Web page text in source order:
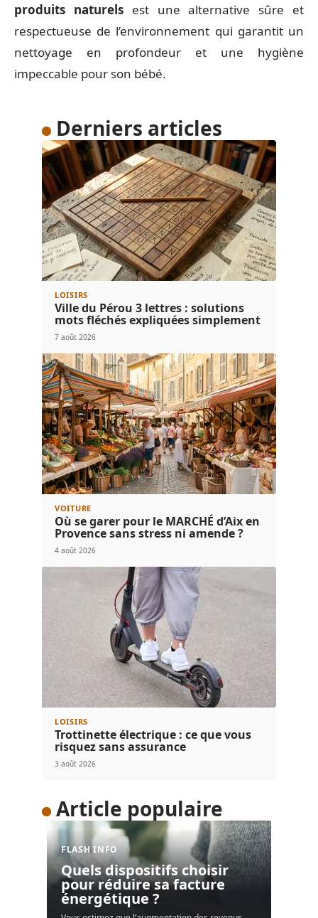
produits naturelsest une alternative sûre et
respectueuse de l’environnement qui garantit un
nettoyage en profondeur et une hygiène
impeccable pour son bébé.
Derniers articles
LOISIRS
Ville du Pérou 3 lettres : solutions
mots fléchés expliquées simplement
7 août 2026
VOITURE
Où se garer pour le MARCHÉ d’Aix en
Provence sans stress ni amende ?
4 août 2026
LOISIRS
Trottinette électrique : ce que vous
risquez sans assurance
3 août 2026
Article populaire
FLASH INFO
Quels dispositifs choisir
pour réduire sa facture
énergétique ?